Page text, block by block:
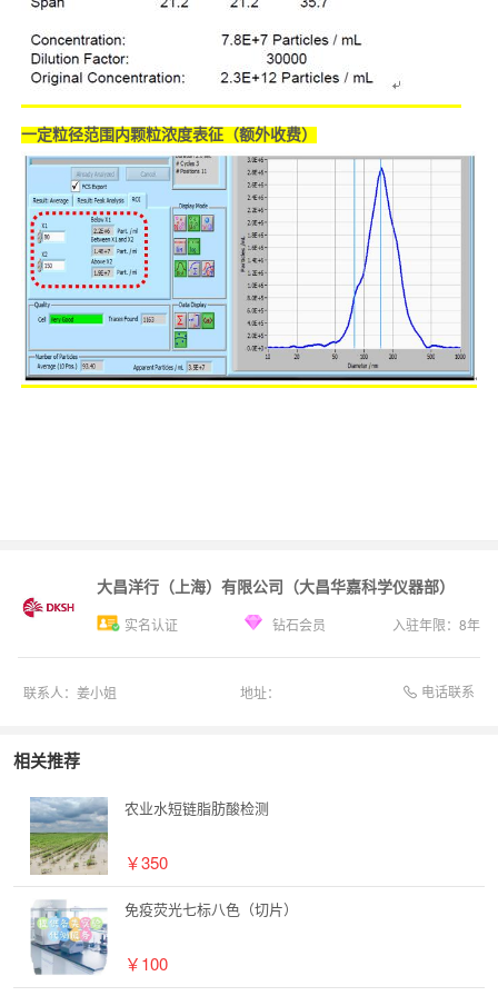
一定粒径范围内颗粒浓度表征（额外收费）
大昌洋行（上海）有限公司（大昌华嘉科学仪器部）
实名认证 钻石会员 入驻年限： 8年
联系人： 姜小姐 地址： 电话联系
相关推荐
农业水短链脂肪酸检测
￥350
免疫荧光七标八色（切片）
￥100